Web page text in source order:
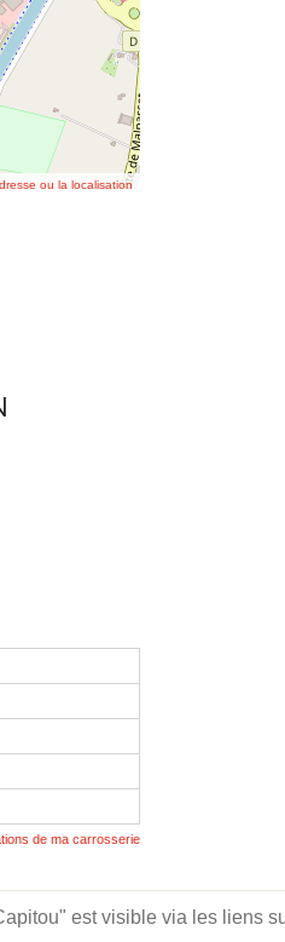
ou la localisation
de ma carrosserie
est visible via les liens